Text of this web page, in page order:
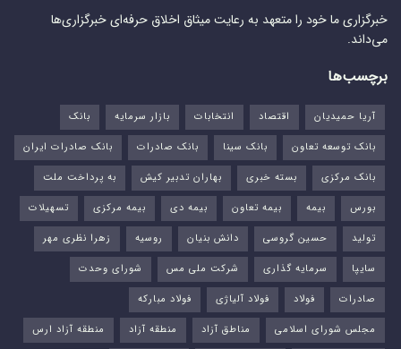
خبرگزاری ما خود را متعهد به رعایت میثاق اخلاق حرفه‌ای خبرگزاری‌ها
می‌داند.
برچسب‌ها
آریا حمیدیان اقتصاد انتخابات بازار سرمایه
بانک
بانک توسعه تعاون
بانک سینا بانک صادرات
بانک صادرات ایران
بانک مرکزی
بسته خبری بهاران تدبیر کیش
به پرداخت ملت
بورس‌
بیمه بیمه تعاون بیمه دی بیمه مرکزی
تسهیلات
تولید
حسین گروسی دانش بنیان روسیه
زهرا نظری مهر
سایپا
سرمایه گذاری شرکت ملی مس
شورای وحدت
صادرات
فولاد فولاد آلیاژی
فولاد مبارکه
مجلس شورای اسلامی
مناطق آزاد منطقه آزاد منطقه آزاد ارس